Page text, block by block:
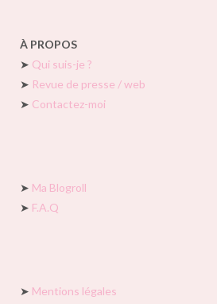
À PROPOS
➤ Qui suis-je ?
➤ Revue de presse / web
➤ Contactez-moi
➤ Ma Blogroll
➤ F.A.Q
➤ Mentions légales